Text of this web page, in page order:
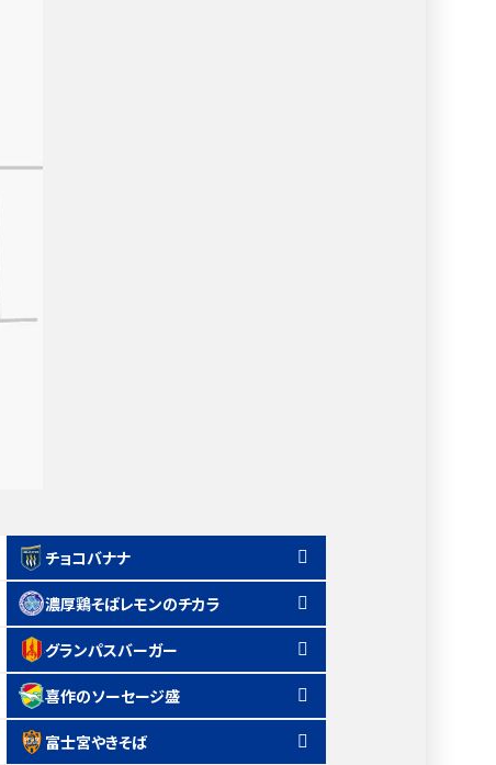
チョコバナナ
濃厚鶏そばレモンのチカラ
グランパスバーガー
喜作のソーセージ盛
富士宮やきそば